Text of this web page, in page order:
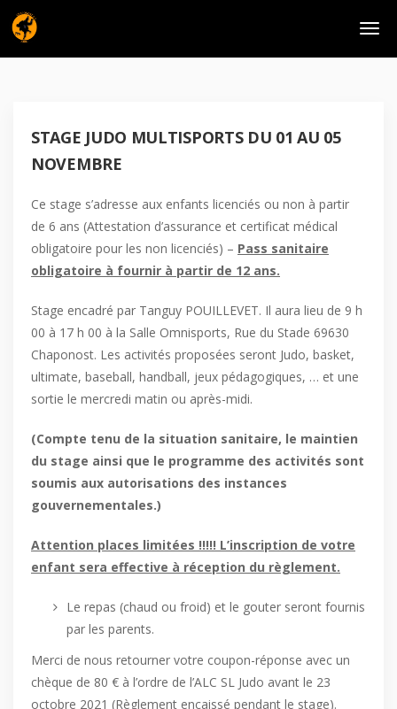
STAGE JUDO MULTISPORTS DU 01 AU 05
NOVEMBRE
Ce stage s’adresse aux enfants licenciés ou non à partir
de 6 ans (Attestation d’assurance et certificat médical
obligatoire pour les non licenciés) – Pass sanitaire
obligatoire à fournir à partir de 12 ans.
Stage encadré par Tanguy POUILLEVET. Il aura lieu de 9 h
00 à 17 h 00 à la Salle Omnisports, Rue du Stade 69630
Chaponost. Les activités proposées seront Judo, basket,
ultimate, baseball, handball, jeux pédagogiques, … et une
sortie le mercredi matin ou après-midi.
(Compte tenu de la situation sanitaire, le maintien
du stage ainsi que le programme des activités sont
soumis aux autorisations des instances
gouvernementales.)
Attention places limitées !!!!! L’inscription de votre
enfant sera effective à réception du règlement.
Le repas (chaud ou froid) et le gouter seront fournis
par les parents.
Merci de nous retourner votre coupon-réponse avec un
chèque de 80 € à l’ordre de l’ALC SL Judo avant le 23
octobre 2021 (Règlement encaissé pendant le stage).